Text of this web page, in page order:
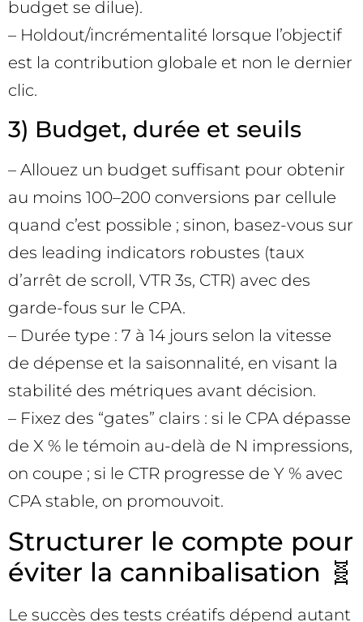
budget se dilue).
– Holdout/incrémentalité lorsque l’objectif
est la contribution globale et non le dernier
clic.
3) Budget, durée et seuils
– Allouez un budget suffisant pour obtenir
au moins 100–200 conversions par cellule
quand c’est possible ; sinon, basez-vous sur
des leading indicators robustes (taux
d’arrêt de scroll, VTR 3s, CTR) avec des
garde-fous sur le CPA.
– Durée type : 7 à 14 jours selon la vitesse
de dépense et la saisonnalité, en visant la
stabilité des métriques avant décision.
– Fixez des “gates” clairs : si le CPA dépasse
de X % le témoin au-delà de N impressions,
on coupe ; si le CTR progresse de Y % avec
CPA stable, on promouvoit.
Structurer le compte pour
éviter la cannibalisation 🧬
Le succès des tests créatifs dépend autant